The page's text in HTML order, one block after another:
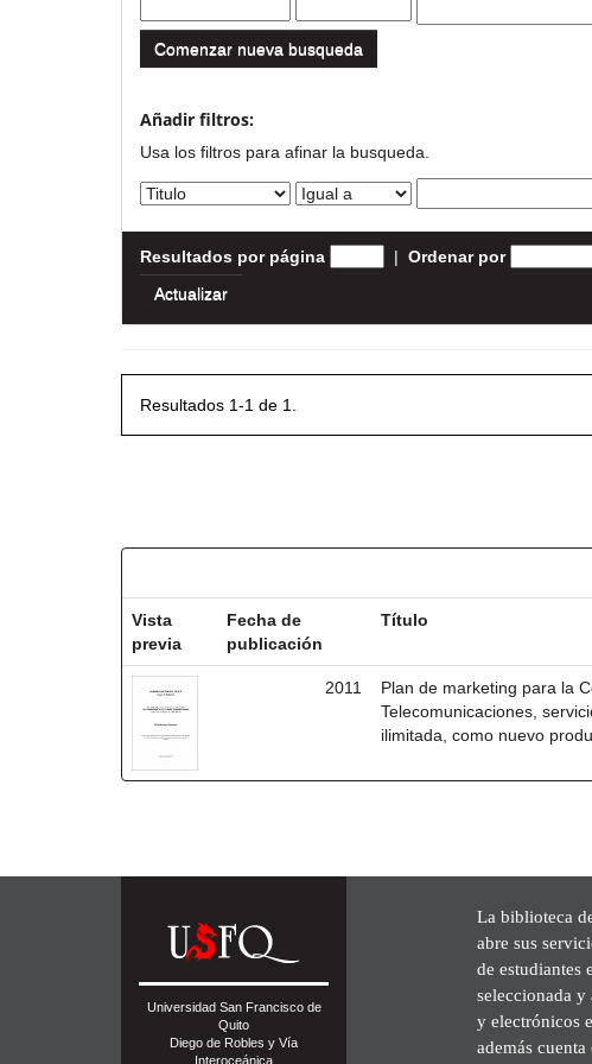
Comenzar nueva busqueda
Añadir filtros:
Usa los filtros para afinar la busqueda.
Resultados por página | Ordenar por
Resultados 1-1 de 1.
Vista
previa
Fecha de
publicación
Título
2011
Plan de marketing para la
Telecomunicaciones,
ilimitada, como nuevo
Universidad San Francisco de
Quito
Diego de Robles y Vía
Interoceánica
La biblioteca
abre sus
de estudiantes
seleccionada
y electrónicos
además